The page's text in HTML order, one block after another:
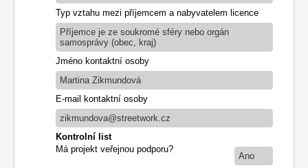
Typ vztahu mezi příjemcem a nabyvatelem licence
Příjemce je ze soukromé sféry nebo orgán
samosprávy (obec, kraj)
Jméno kontaktní osoby
Martina Zikmundová
E-mail kontaktní osoby
zikmundova@streetwork.cz
Kontrolní list
Má projekt veřejnou podporu?
Ano